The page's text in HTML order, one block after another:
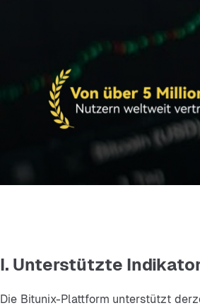
I. Unterstützte
Die Bitunix-Plattform unterstützt